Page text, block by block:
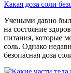
Какая доза соли
Учеными давно
на состояние
питания, которые
соль. Однако
безопасная доза